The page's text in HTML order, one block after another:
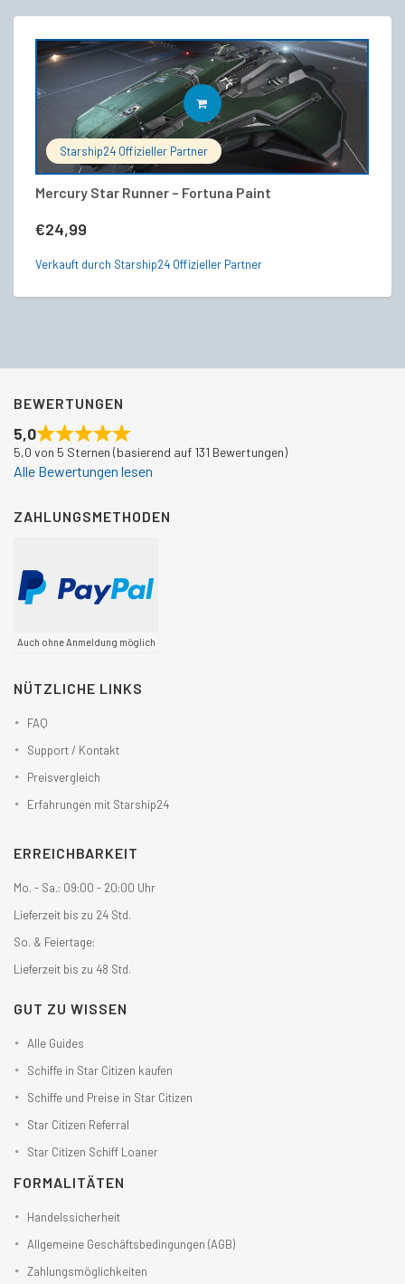
Starship24 Offizieller Partner
Mercury Star Runner – Fortuna Paint
€24,99
IN DEN WARENKORB
Verkauft durch Starship24 Offizieller Partner
BEWERTUNGEN
5,0
5,0 von 5 Sternen (basierend auf 131 Bewertungen)
Alle Bewertungen lesen
ZAHLUNGSMETHODEN
Auch ohne Anmeldung möglich
NÜTZLICHE LINKS
FAQ
Support / Kontakt
Preisvergleich
Erfahrungen mit Starship24
ERREICHBARKEIT
Mo. - Sa.: 09:00 - 20:00 Uhr
Lieferzeit bis zu 24 Std.
So. & Feiertage:
Lieferzeit bis zu 48 Std.
GUT ZU WISSEN
Alle Guides
Schiffe in Star Citizen kaufen
Schiffe und Preise in Star Citizen
Star Citizen Referral
Star Citizen Schiff Loaner
FORMALITÄTEN
Handelssicherheit
Allgemeine Geschäftsbedingungen (AGB)
Zahlungsmöglichkeiten